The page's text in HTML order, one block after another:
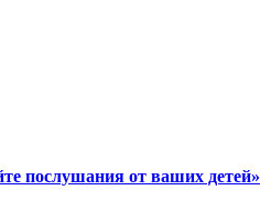
послушания от ваших детей»